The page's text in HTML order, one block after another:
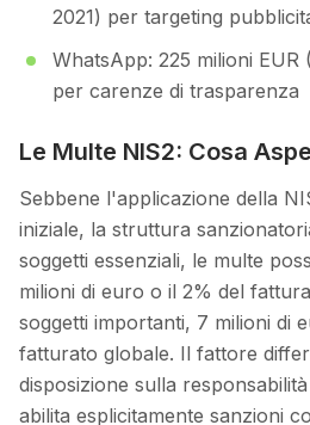
2021) per targeting
WhatsApp: 225 milioni EUR
per carenze di trasparenza
Le Multe NIS2: Cosa
Sebbene l'applicazione della
iniziale, la struttura
soggetti essenziali, le multe
milioni di euro o il 2% del
soggetti importanti, 7 milioni di
fatturato globale. Il fattore
disposizione sulla
abilita esplicitamente sanzioni